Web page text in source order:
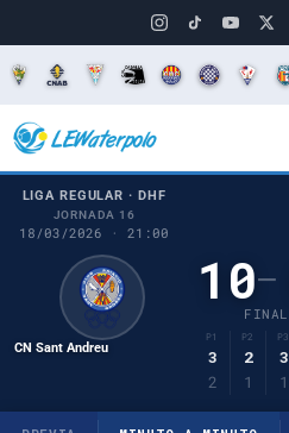
LIGA REGULAR · DHF
JORNADA 16
18/03/2026 · 21:00
CN Sant Andreu
10–
FINAL
P1 P2 P3
3 2 3
2
1 1